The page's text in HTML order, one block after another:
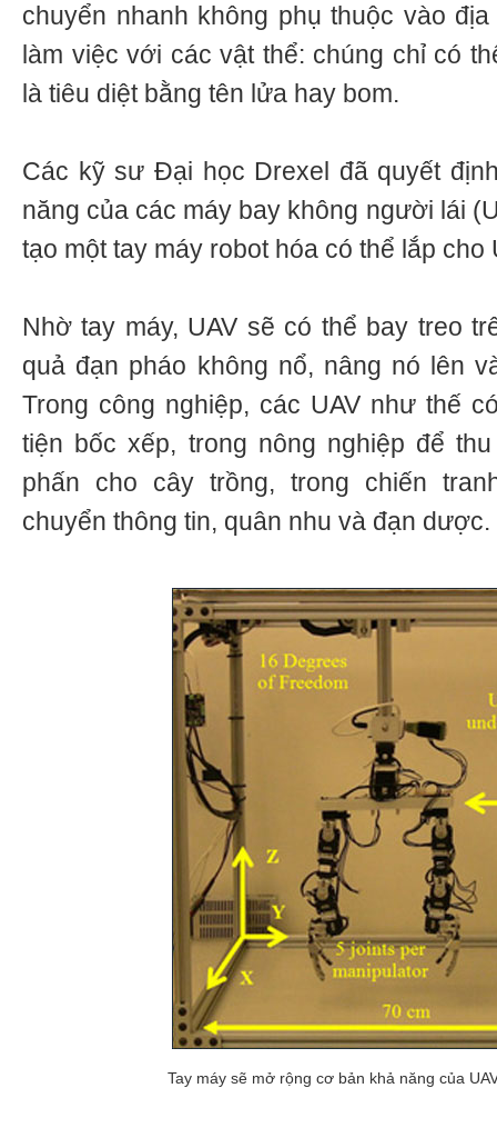
chuyển nhanh không phụ thuộc vào
làm việc với các vật thể: chúng chỉ có
là tiêu diệt bằng tên lửa hay bom.
Các kỹ sư Đại học Drexel đã quyết
năng của các máy bay không người lái
tạo một tay máy robot hóa có thể lắp cho
Nhờ tay máy, UAV sẽ có thể bay treo
quả đạn pháo không nổ, nâng nó lên
Trong công nghiệp, các UAV như thế
tiện bốc xếp, trong nông nghiệp để
phấn cho cây trồng, trong chiến
chuyển thông tin, quân nhu và đạn dược.
Tay máy sẽ mở rộng cơ bản khả năng của